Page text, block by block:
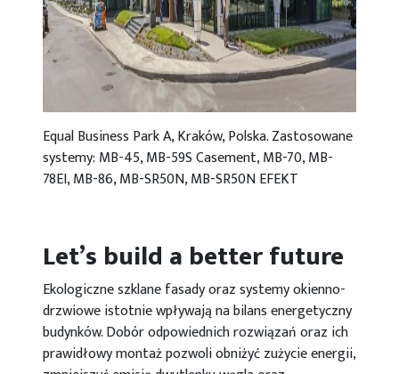
Equal Business Park A, Kraków, Polska. Zastosowane
systemy: MB-45, MB-59S Casement, MB-70, MB-
78EI, MB-86, MB-SR50N, MB-SR50N EFEKT
Let’s build a better future
Ekologiczne szklane fasady oraz systemy okienno-
drzwiowe istotnie wpływają na bilans energetyczny
budynków. Dobór odpowiednich rozwiązań oraz ich
prawidłowy montaż pozwoli obniżyć zużycie energii,